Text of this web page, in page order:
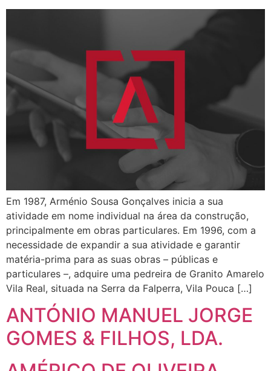
Em 1987, Arménio Sousa Gonçalves inicia a sua
atividade em nome individual na área da construção,
principalmente em obras particulares. Em 1996, com a
necessidade de expandir a sua atividade e garantir
matéria-prima para as suas obras – públicas e
particulares –, adquire uma pedreira de Granito Amarelo
Vila Real, situada na Serra da Falperra, Vila Pouca […]
ANTÓNIO MANUEL JORGE
GOMES & FILHOS, LDA.